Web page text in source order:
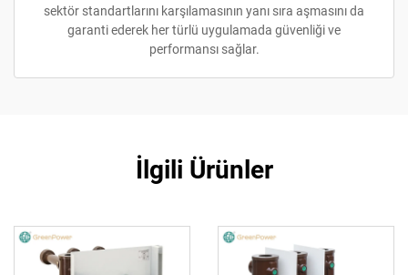
sektör standartlarını karşılamasının yanı sıra aşmasını da
garanti ederek her türlü uygulamada güvenliği ve
performansı sağlar.
İlgili Ürünler